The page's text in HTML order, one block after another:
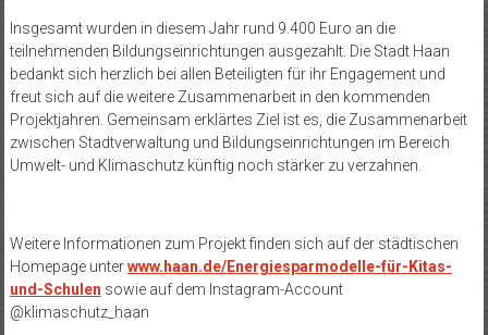
Insgesamt wurden in diesem Jahr rund 9.400 Euro an die
teilnehmenden Bildungseinrichtungen ausgezahlt. Die Stadt Haan
bedankt sich herzlich bei allen Beteiligten für ihr Engagement und
freut sich auf die weitere Zusammenarbeit in den kommenden
Projektjahren. Gemeinsam erklärtes Ziel ist es, die Zusammenarbeit
zwischen Stadtverwaltung und Bildungseinrichtungen im Bereich
Umwelt- und Klimaschutz künftig noch stärker zu verzahnen.
Weitere Informationen zum Projekt finden sich auf der städtischen
Homepage unterwww.haan.de/Energiesparmodelle-für-Kitas-
und-Schulen sowie auf dem Instagram-Account
@klimaschutz_haan